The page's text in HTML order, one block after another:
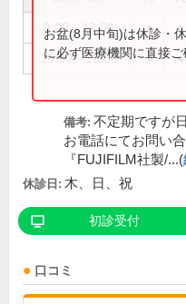
9:00～12:00 ● ●
16:00～18:00 ● ●
お盆(8月中旬)は休診・
に必ず医療機関に直接ご
備考: 不定期ですが
お電話にてお問い
『FUJIFILM社製/...(
休診日: 木、日、祝
初診受付
口コミ